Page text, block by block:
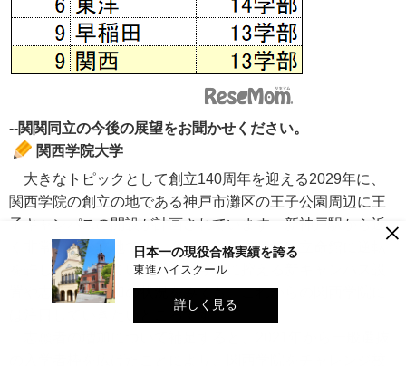
--関関同立の今後の展望をお聞かせください。
関西学院大学
大きなトピックとして創立140周年を迎える2029年に、
関西学院の創立の地である神戸市灘区の王子公園周辺に王
子キャンパスの開設が計画されています。新神戸駅から近
く非常に良い立地です。ダブル合格進学では立命館に逆転
を許してしまっていますが、今後に控える新キャンパス設
置や志願者の増加の状況をみても、これからの関西学院に
は注目していきたいところです。
×
日本一の現役合格実績を誇る
東進ハイスクール
詳しく見る